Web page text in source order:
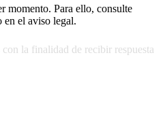
momento. Para ello, consulte
en el aviso legal.
la finalidad de recibir respuesta